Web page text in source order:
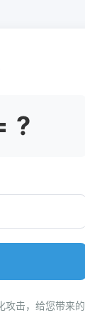
?
攻击，给您带来的